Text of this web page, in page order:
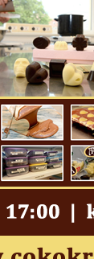
na hřbitově v
na hřbitově v
na hřbitově v
Fiedler na
na hřbitově v
války na